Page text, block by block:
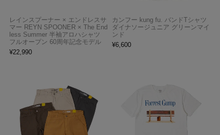
レインスプーナー × エンドレスサ
マー REYN SPOONER × The End
less Summer 半袖アロハシャツ
フルオープン 60周年記念モデル
¥22,990
カンフー kung fu. バンドTシャツ
ダイナソージュニア グリーンマイ
ンド
¥6,600